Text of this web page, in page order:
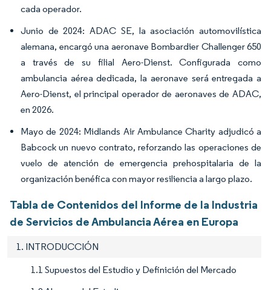
cada operador.
Junio de 2024: ADAC SE, la asociación automovilística
alemana, encargó una aeronave Bombardier Challenger 650
a través de su filial Aero-Dienst. Configurada como
ambulancia aérea dedicada, la aeronave será entregada a
Aero-Dienst, el principal operador de aeronaves de ADAC,
en 2026.
Mayo de 2024: Midlands Air Ambulance Charity adjudicó a
Babcock un nuevo contrato, reforzando las operaciones de
vuelo de atención de emergencia prehospitalaria de la
organización benéfica con mayor resiliencia a largo plazo.
Tabla de Contenidos del Informe de la Industria
de Servicios de Ambulancia Aérea en Europa
1. INTRODUCCIÓN
1.1 Supuestos del Estudio y Definición del Mercado